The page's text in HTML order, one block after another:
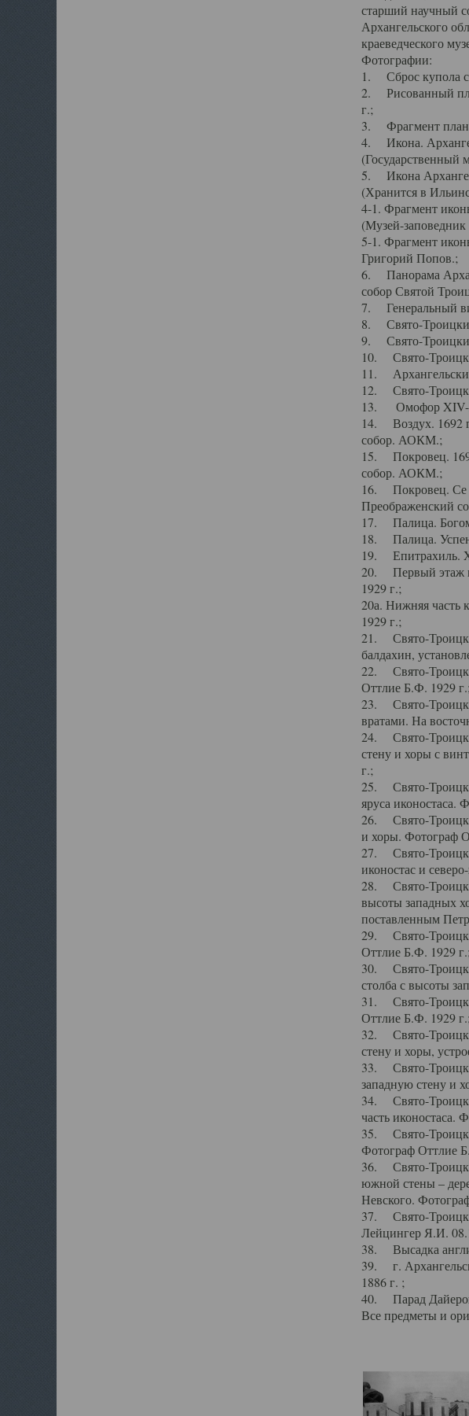
старший научный
Архангельского
краеведческого
Фотографии:
1. Сброс купола
2. Рисованный
г.;
3. Фрагмент
4. Икона.
(Государственный
5. Икона
(Хранится в
4-1. Фрагмент
(Музей-
5-1. Фрагмент
Григорий Попов.;
6. Панорама
собор Святой
7. Генеральный
8. Свято-Троицкий
9. Свято-
10. Свято-
11.
12. Свято-
13. Омофор XIV-
14. Воздух. 1692
собор. АОКМ.;
15. Покровец.
собор. АОКМ.;
16. Покровец. Се
Преображенский
17. Палица.
18. Палица.
19. Епитрахиль.
20. Первый этаж
1929 г.;
20а. Нижняя часть
1929 г.;
21. Свято-
балдахин,
22. Свято-
Оттлие Б.Ф. 1929 г.;
23. Свято-
вратами. На
24. Свято-
стену и хоры с
г.;
25. Свято-
яруса иконостаса.
26. Свято-
и хоры. Фотограф
27. Свято-
иконостас и
28. Свято-
высоты западных
поставленным
29. Свято-
Оттлие Б.Ф. 1929 г.;
30. Свято-
столба с высоты
31. Свято-
Оттлие Б.Ф. 1929 г.;
32. Свято-
стену и хоры,
33. Свято-
западную стену и
34. Свято-
часть иконостаса.
35. Свято-
Фотограф Оттлие
36. Свято-
южной стены –
Невского.
37. Свято-
Лейцингер Я.И.
38. Высадка
39. г.
1886 г. ;
40. Парад
Все предметы и